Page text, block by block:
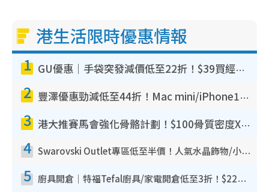
港生活限時優惠情報
1 GU優惠｜手袋突發減價低至22折！$39買經典波士頓包/餃子袋！飾物同步減價$29起！
2 豐澤優惠勁減低至44折！Mac mini/iPhone17Pro大減價！廚房家電$220起
3 港大推賽馬會強化骨骼計劃！$100骨質密度X光檢查 完成免費運動訓練送超市禮券！附參加資格
4 Swarovski Outlet專區低至半價！人氣水晶飾物/小擺設$138起！迪士尼款/水晶高跟鞋都有平
5 廚具開倉｜特福Tefal廚具/家電開倉低至3折！$220起買平底鍋/炒鑊/湯煲！電飯煲/吸塵機/燙斗$418起